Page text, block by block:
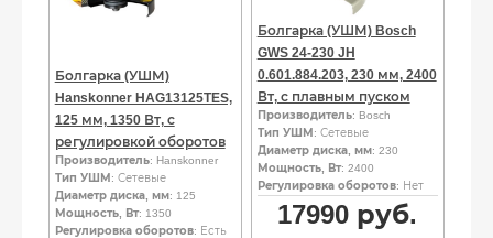
Болгарка (УШМ)
Hanskonner HAG13125TES,
125 мм, 1350 Вт, с
регулировкой оборотов
Производитель: Hanskonner
Тип УШМ : Сетевые
Диаметр диска, мм: 125
Мощность, Вт: 1350
Регулировка оборотов: Есть
Болгарка (УШМ) Bosch
GWS 24-230 JH
0.601.884.203, 230 мм, 2400
Вт, с плавным пуском
Производитель: Bosch
Тип УШМ : Сетевые
Диаметр диска, мм: 230
Мощность, Вт: 2400
Регулировка оборотов: Нет
17990 руб.